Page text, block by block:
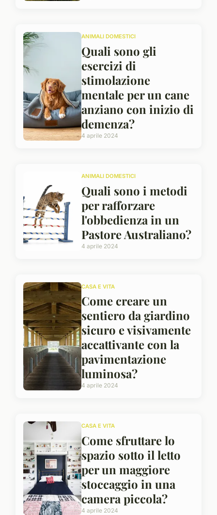
ANIMALI DOMESTICI
Quali sono gli
esercizi di
stimolazione
mentale per un cane
anziano con inizio di
demenza?
4 aprile 2024
ANIMALI DOMESTICI
Quali sono i metodi
per rafforzare
l'obbedienza in un
Pastore Australiano?
4 aprile 2024
CASA E VITA
Come creare un
sentiero da giardino
sicuro e visivamente
accattivante con la
pavimentazione
luminosa?
4 aprile 2024
CASA E VITA
Come sfruttare lo
spazio sotto il letto
per un maggiore
stoccaggio in una
camera piccola?
4 aprile 2024